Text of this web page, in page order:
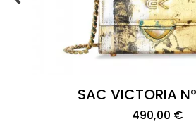
Aperçu rapide
SAC VICTORIA
490,00 €